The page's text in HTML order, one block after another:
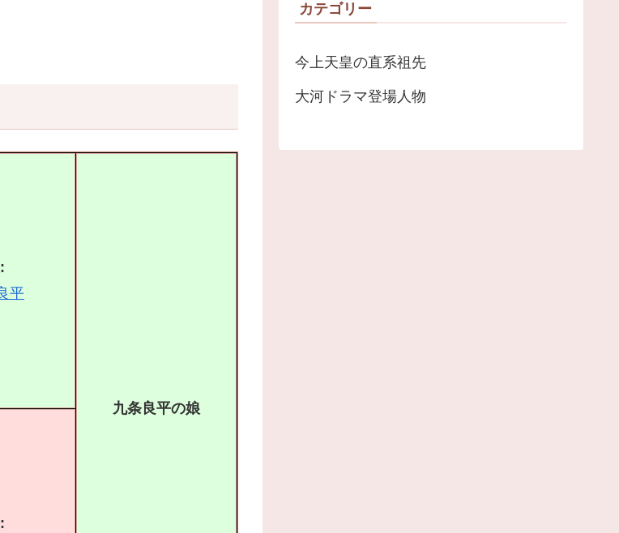
平
九条良平の娘
カテゴリー
今上天皇の直系祖先
大河ドラマ登場人物